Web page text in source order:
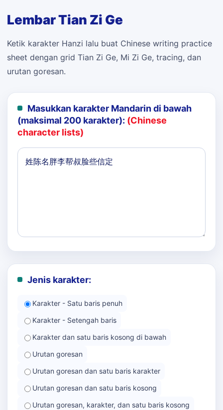
Lembar Tian Zi Ge
Ketik karakter Hanzi lalu buat Chinese writing practice
sheet dengan grid Tian Zi Ge, Mi Zi Ge, tracing, dan
urutan goresan.
Masukkan karakter Mandarin di bawah
(maksimal 200 karakter): (Chinese
character lists)
Jenis karakter:
Karakter - Satu baris penuh
Karakter - Setengah baris
Karakter dan satu baris kosong di bawah
Urutan goresan
Urutan goresan dan satu baris karakter
Urutan goresan dan satu baris kosong
Urutan goresan, karakter, dan satu baris kosong